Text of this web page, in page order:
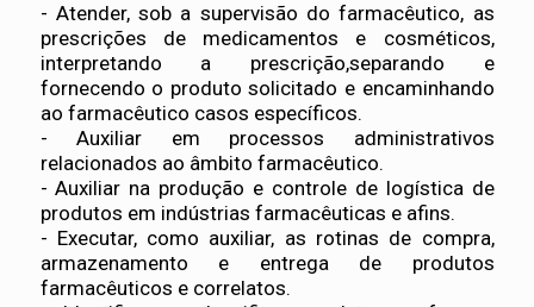
- Atender, sob a supervisão do farmacêutico, as
prescrições de medicamentos e cosméticos,
interpretando a prescrição,separando e
fornecendo o produto solicitado e encaminhando
ao farmacêutico casos específicos.
- Auxiliar em processos administrativos
relacionados ao âmbito farmacêutico.
- Auxiliar na produção e controle de logística de
produtos em indústrias farmacêuticas e afins.
- Executar, como auxiliar, as rotinas de compra,
armazenamento e entrega de produtos
farmacêuticos e correlatos.